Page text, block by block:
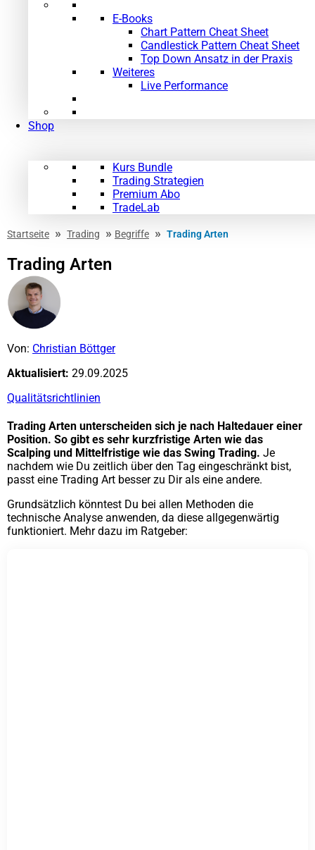
E-Books
Chart Pattern Cheat Sheet
Candlestick Pattern Cheat Sheet
Top Down Ansatz in der Praxis
Weiteres
Live Performance
Shop
Kurs Bundle
Trading Strategien
Premium Abo
TradeLab
Startseite » Trading » Begriffe » Trading Arten
Trading Arten
Von: Christian Böttger
Aktualisiert: 29.09.2025
Qualitätsrichtlinien
Trading Arten unterscheiden sich je nach Haltedauer einer
Position. So gibt es sehr kurzfristige Arten wie das
Scalping und Mittelfristige wie das Swing Trading. Je
nachdem wie Du zeitlich über den Tag eingeschränkt bist,
passt eine Trading Art besser zu Dir als eine andere.
Grundsätzlich könntest Du bei allen Methoden die
technische Analyse anwenden, da diese allgegenwärtig
funktioniert. Mehr dazu im Ratgeber: